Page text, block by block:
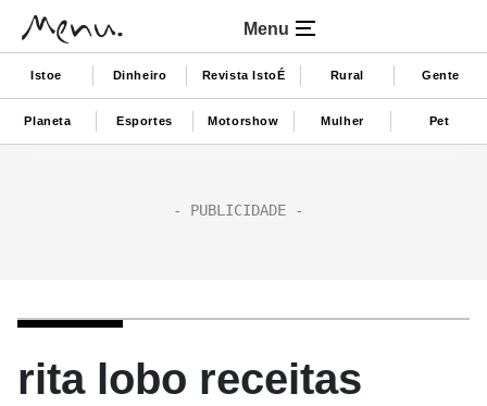
Menu
Istoe Dinheiro Revista IstoÉ Rural Gente
Planeta Esportes Motorshow Mulher Pet
rita lobo receitas